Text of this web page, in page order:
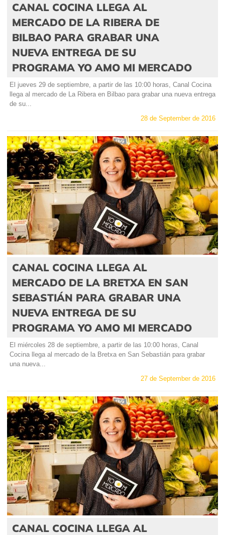
CANAL COCINA LLEGA AL
MERCADO DE LA RIBERA DE
BILBAO PARA GRABAR UNA
NUEVA ENTREGA DE SU
PROGRAMA YO AMO MI MERCADO
El jueves 29 de septiembre, a partir de las 10:00 horas, Canal Cocina
llega al mercado de La Ribera en Bilbao para grabar una nueva entrega
de su...
28 de September de 2016
CANAL COCINA LLEGA AL
MERCADO DE LA BRETXA EN SAN
SEBASTIÁN PARA GRABAR UNA
NUEVA ENTREGA DE SU
PROGRAMA YO AMO MI MERCADO
El miércoles 28 de septiembre, a partir de las 10:00 horas, Canal
Cocina llega al mercado de la Bretxa en San Sebastián para grabar
una nueva...
27 de September de 2016
CANAL COCINA LLEGA AL